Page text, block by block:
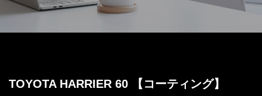
TOYOTA HARRIER 60 【コーティング】